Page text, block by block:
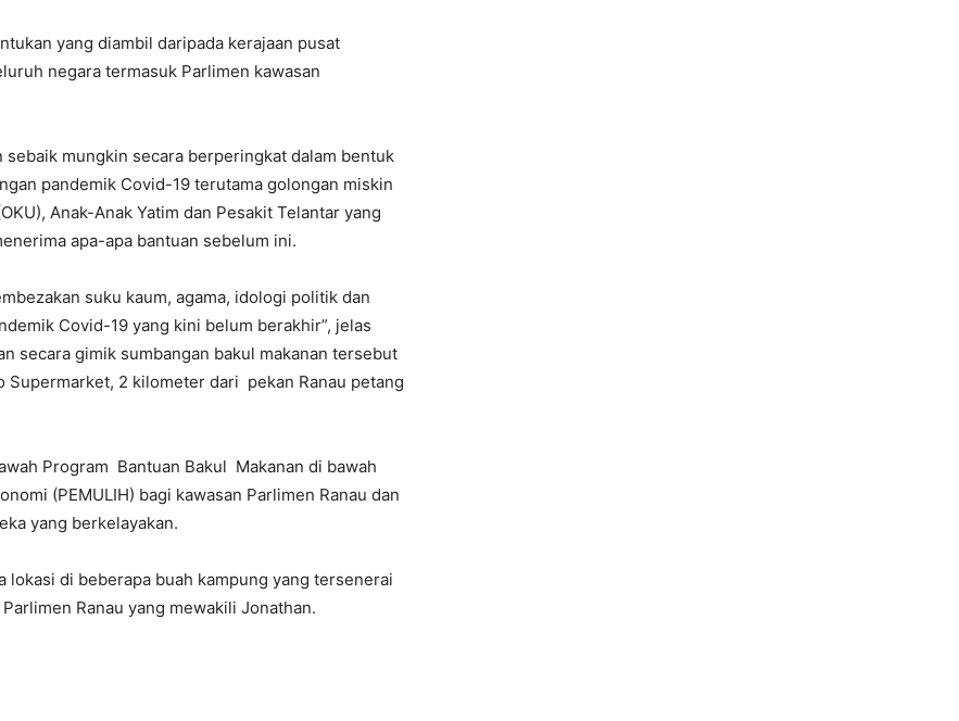
yang diambil daripada kerajaan pusat
negara termasuk Parlimen kawasan
mungkin secara berperingkat dalam bentuk
pandemik Covid-19 terutama golongan miskin
Anak-Anak Yatim dan Pesakit Telantar yang
apa-apa bantuan sebelum ini.
suku kaum, agama, idologi politik dan
Covid-19 yang kini belum berakhir”, jelas
secara gimik sumbangan bakul makanan tersebut
2 kilometer dari pekan Ranau petang
Program Bantuan Bakul Makanan di bawah
(PEMULIH) bagi kawasan Parlimen Ranau dan
yang berkelayakan.
lokasi di beberapa buah kampung yang tersenerai
Ranau yang mewakili Jonathan.